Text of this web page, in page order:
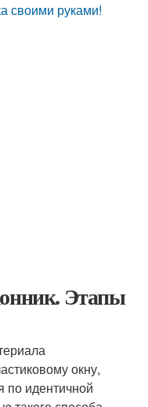
своими руками!
Этапы
окну,
по идентичной